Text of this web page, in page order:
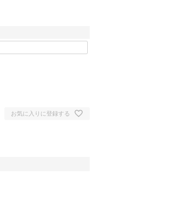
お気に入りに登録する